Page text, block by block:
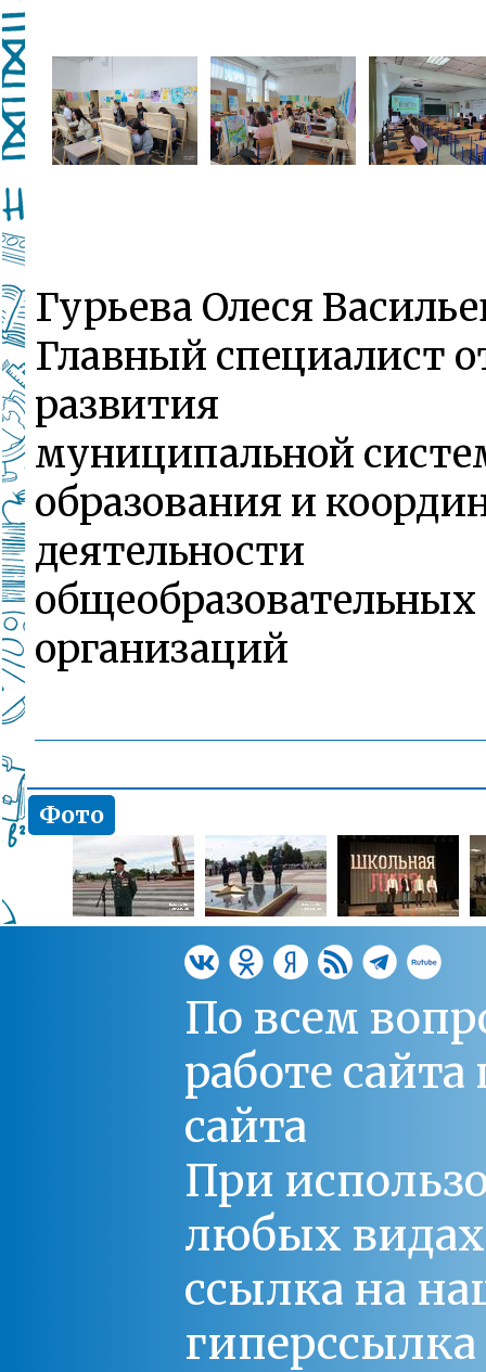
Гурьева Олеся
Главный специалист
развития
муниципальной
образования и
деятельности
общеобразовательных
организаций
Фото
По всем
работе
сайта
При
любых
ссылка на